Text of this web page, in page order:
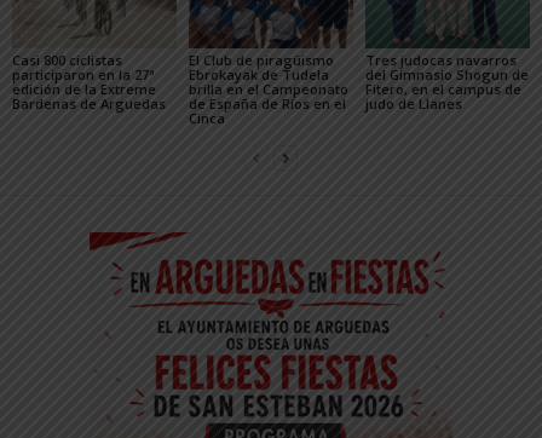
Casi 800 ciclistas
participaron en la 27ª
edición de la Extreme
Bardenas de Arguedas
El Club de piragüismo
Ebrokayak de Tudela
brilla en el Campeonato
de España de Ríos en el
Cinca
Tres judocas navarros
del Gimnasio Shogun de
Fitero, en el campus de
judo de Llanes